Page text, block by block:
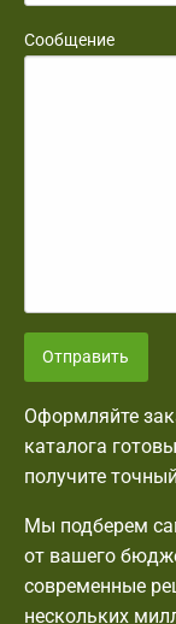
Сообщение
Отправить
Оформляйте
каталога
получите
Мы подберем
от вашего
современные
нескольких